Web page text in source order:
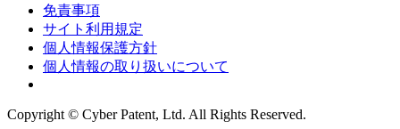
免責事項
サイト利用規定
個人情報保護方針
個人情報の取り扱いについて
Copyright © Cyber Patent, Ltd. All Rights Reserved.